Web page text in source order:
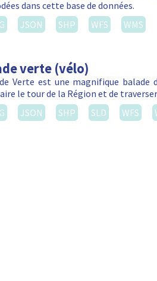
dans cette base de données.
JSON SHP WFS WMS
verte (vélo)
Verte est une magnifique
le tour de la Région et de
JSON SHP SLD WFS